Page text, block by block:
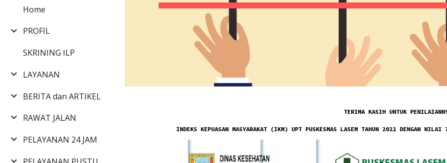
Home
PROFIL
SKRINING ILP
LAYANAN
BERITA dan ARTIKEL
RAWAT JALAN
PELAYANAN 24 JAM
TERIMA KASIH UNTUK
INDEKS KEPUASAN MASYARAKAT (IKM) UPT PUSKESMAS LASEM TAHUN 2022 DENGAN